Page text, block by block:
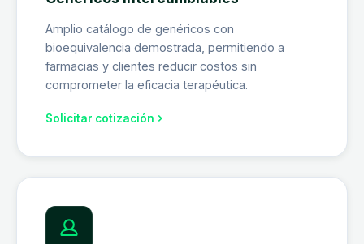
Amplio catálogo de genéricos con
bioequivalencia demostrada, permitiendo a
farmacias y clientes reducir costos sin
comprometer la eficacia terapéutica.
Solicitar cotización